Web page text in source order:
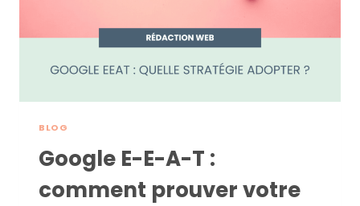
BLOG
Google E-E-A-T :
comment prouver votre